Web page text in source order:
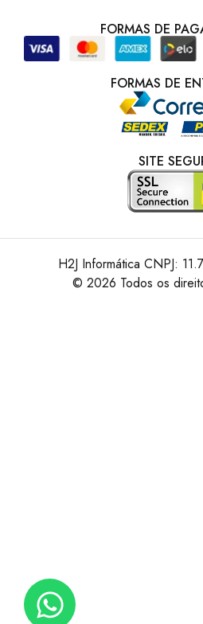
FORMAS DE
FORMAS DE
SITE
H2J Informática CNPJ:
© 2026 Todos os